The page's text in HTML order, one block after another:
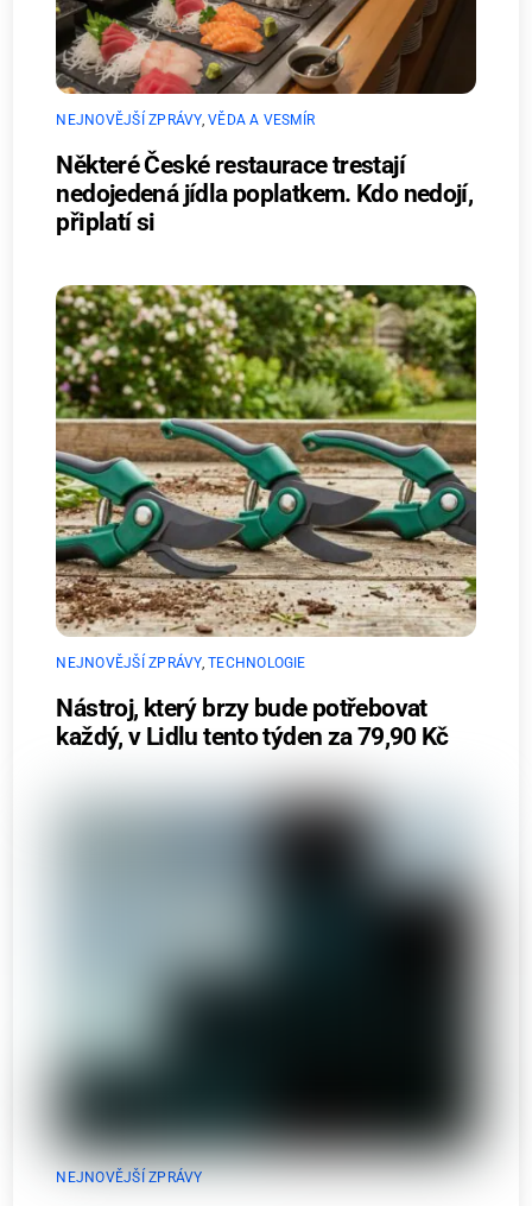
NEJNOVĚJŠÍ ZPRÁVY,VĚDA A VESMÍR
Některé České restaurace trestají
nedojedená jídla poplatkem. Kdo nedojí,
připlatí si
NEJNOVĚJŠÍ ZPRÁVY,TECHNOLOGIE
Nástroj, který brzy bude potřebovat
každý, v Lidlu tento týden za 79,90 Kč
NEJNOVĚJŠÍ ZPRÁVY